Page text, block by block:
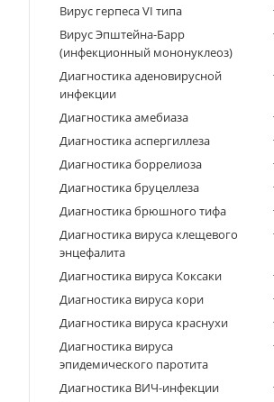
Вирус герпеса VI типа
Вирус Эпштейна-Барр
(инфекционный мононуклеоз)
Диагностика аденовирусной
инфекции
Диагностика амебиаза
Диагностика аспергиллеза
Диагностика боррелиоза
Диагностика бруцеллеза
Диагностика брюшного тифа
Диагностика вируса клещевого
энцефалита
Диагностика вируса Коксаки
Диагностика вируса кори
Диагностика вируса краснухи
Диагностика вируса
эпидемического паротита
Диагностика ВИЧ-инфекции